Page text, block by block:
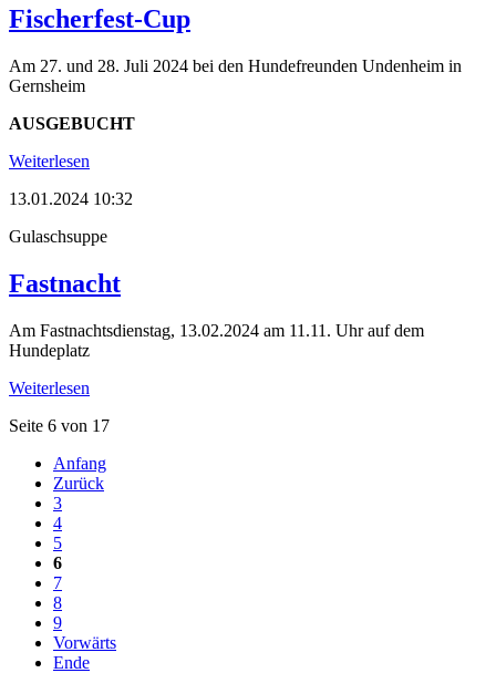
Fischerfest-Cup
Am 27. und 28. Juli 2024 bei den Hundefreunden Undenheim in
Gernsheim
AUSGEBUCHT
Weiterlesen
13.01.2024 10:32
Gulaschsuppe
Fastnacht
Am Fastnachtsdienstag, 13.02.2024 am 11.11. Uhr auf dem
Hundeplatz
Weiterlesen
Seite 6 von 17
Anfang
Zurück
3
4
5
6
7
8
9
Vorwärts
Ende